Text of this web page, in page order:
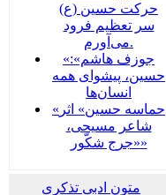
حرکت حسین (ع)
سر تعظیم فرود
می‌آورم.
«جوزف هاشم»:
حسین، پیشوای همه
انسان‌ها
«حماسه حسین» اثر
شاعر مسیحی،
«جرج شکّور»
متون ادبی تذکری